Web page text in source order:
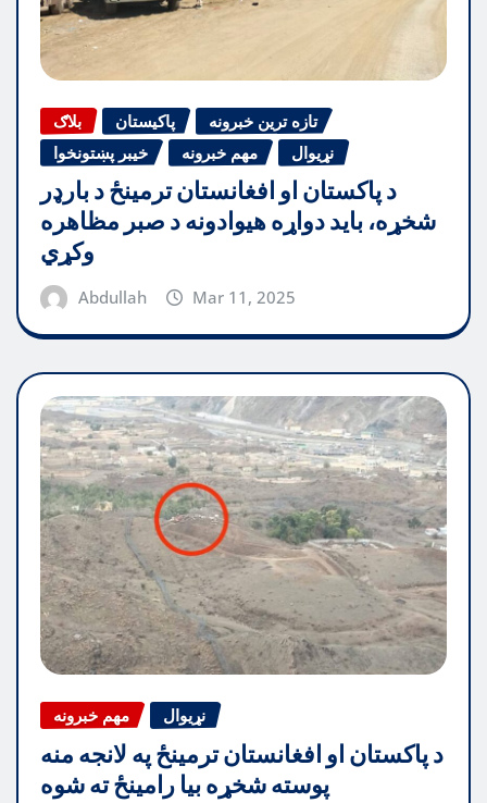
بلاګ پاکیستان
تازه ترین خبرونه
خیبر پښتونخوا
مهم خبرونه نړیوال
د پاکستان او افغانستان ترمینځ د بارډر
شخړه، باید دواړه هیوادونه د صبر مظاهره
وکړي
Abdullah Mar 11, 2025
مهم خبرونه نړیوال
د پاکستان او افغانستان ترمینځ په لانجه منه
پوسته شخړه بیا رامینځ ته شوه